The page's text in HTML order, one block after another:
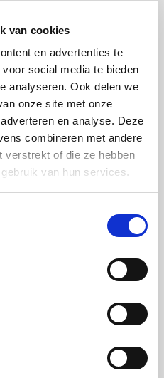
van cookies
en advertenties te
social media te bieden
analyseren. Ook delen we
onze site met onze
en analyse. Deze
combineren met andere
verstrekt of die ze hebben
van hun services.
Plopsa Adidas
SupraBazar